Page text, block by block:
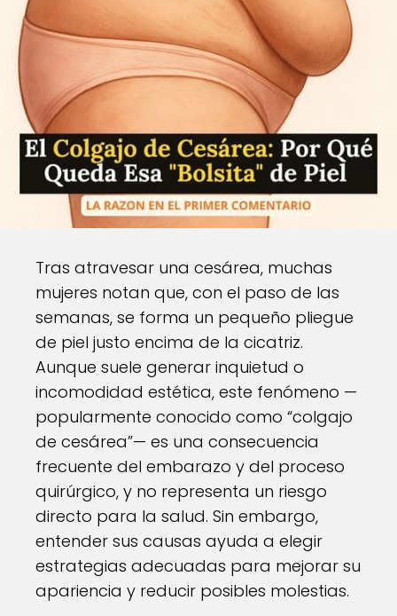
Tras atravesar una cesárea, muchas
mujeres notan que, con el paso de las
semanas, se forma un pequeño pliegue
de piel justo encima de la cicatriz.
Aunque suele generar inquietud o
incomodidad estética, este fenómeno —
popularmente conocido como “colgajo
de cesárea”— es una consecuencia
frecuente del embarazo y del proceso
quirúrgico, y no representa un riesgo
directo para la salud. Sin embargo,
entender sus causas ayuda a elegir
estrategias adecuadas para mejorar su
apariencia y reducir posibles molestias.